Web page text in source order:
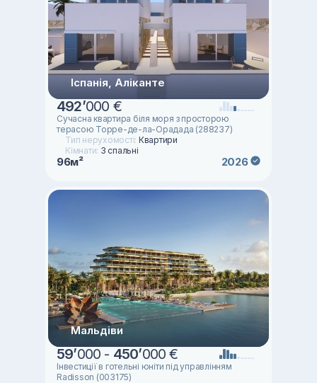
Іспанія, Аліканте
492’000 €
Сучасна квартира біля моря з просторою
терасою Торре-де-ла-Орадада (288237)
Тип нерухомості: Квартири
Кімнати: 3 спальні
96м² 2026
Мальдіви
59’000 - 450’000 €
Інвестиції в готельні юніти під управлінням
Radisson (003175)